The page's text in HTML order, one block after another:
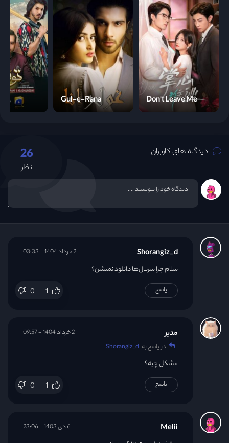
Don't Leave Me
Gul-e-Rana
دیدگاه های کاربران 26
نظر
Shorangiz_d
سلام چرا سریال‌ها دانلود نمیشن؟
0 1
2 خرداد 1404 - 03:33
پاسخ
مدیر
در پاسخ به Shorangiz_d
مشکل چیه؟
0 1
2 خرداد 1404 - 09:57
پاسخ
Melii 6 دی 1403 - 23:06